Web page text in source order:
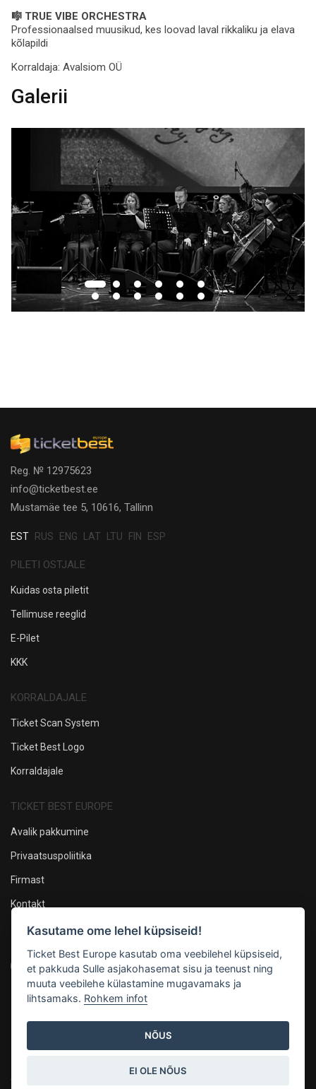
🎼 TRUE VIBE ORCHESTRA
Professionaalsed muusikud, kes loovad laval rikkaliku ja elava
kõlapildi
Korraldaja: Avalsiom OÜ
Galerii
Reg. № 12975623
info@ticketbest.ee
Mustamäe tee 5, 10616, Tallinn
EST RUS ENG LAT LTU FIN ESP
PILETI OSTJALE
Kuidas osta piletit
Tellimuse reeglid
E-Pilet
KKK
KORRALDAJALE
Ticket Scan System
Ticket Best Logo
Korraldajale
TICKET BEST EUROPE
Avalik pakkumine
Privaatsuspoliitika
Firmast
Kontakt
Oleme sotsiaalmeedias
Maksevõimalused
Kasutame ome lehel küpsiseid!
Ticket Best Europe kasutab oma veebilehel küpsiseid,
et pakkuda Sulle asjakohasemat sisu ja teenust ning
muuta veebilehe külastamine mugavamaks ja
lihtsamaks. Rohkem infot
NÕUS
EI OLE NÕUS